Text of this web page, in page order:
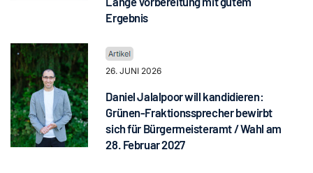
Ergebnis
26. JUNI 2026
Daniel Jalalpoor will kandidieren:
Grünen-Fraktionssprecher bewirbt
sich für Bürgermeisteramt / Wahl am
28. Februar 2027